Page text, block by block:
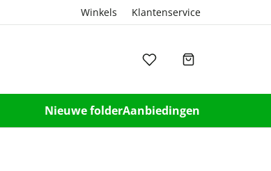
Winkels Klantenservice
Nieuwe folderAanbiedingen